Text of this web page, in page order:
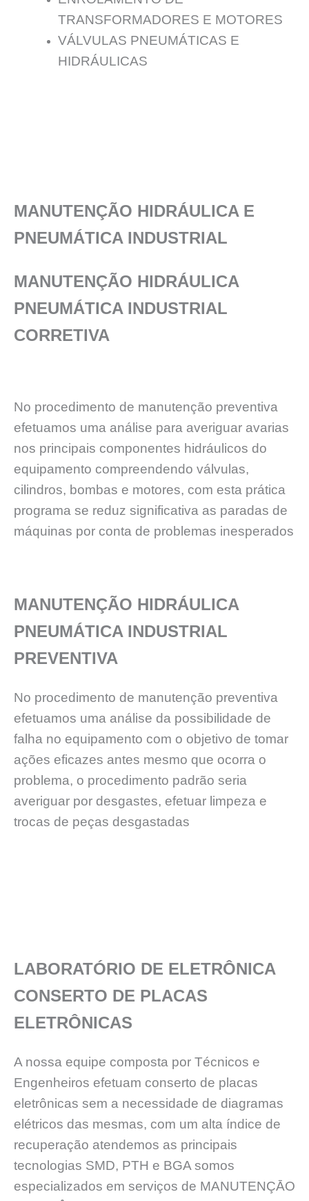
TRANSFORMADORES E MOTORES
VÁLVULAS PNEUMÁTICAS E
HIDRÁULICAS
MANUTENÇÃO HIDRÁULICA E
PNEUMÁTICA INDUSTRIAL
MANUTENÇÃO HIDRÁULICA
PNEUMÁTICA INDUSTRIAL
CORRETIVA
No procedimento de manutenção preventiva
efetuamos uma análise para averiguar avarias
nos principais componentes hidráulicos do
equipamento compreendendo válvulas,
cilindros, bombas e motores, com esta prática
programa se reduz significativa as paradas de
máquinas por conta de problemas inesperados
MANUTENÇÃO HIDRÁULICA
PNEUMÁTICA INDUSTRIAL
PREVENTIVA
No procedimento de manutenção preventiva
efetuamos uma análise da possibilidade de
falha no equipamento com o objetivo de tomar
ações eficazes antes mesmo que ocorra o
problema, o procedimento padrão seria
averiguar por desgastes, efetuar limpeza e
trocas de peças desgastadas
LABORATÓRIO DE ELETRÔNICA
CONSERTO DE PLACAS
ELETRÔNICAS
A nossa equipe composta por Técnicos e
Engenheiros efetuam conserto de placas
eletrônicas sem a necessidade de diagramas
elétricos das mesmas, com um alta índice de
recuperação atendemos as principais
tecnologias SMD, PTH e BGA somos
especializados em serviços de MANUTENÇĀO